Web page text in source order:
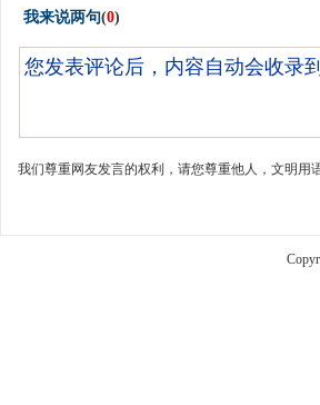
我来说两句(0)
我们尊重网友发言的权利，请您尊重他人，文明用语